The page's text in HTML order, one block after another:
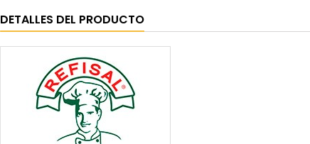
DETALLES DEL PRODUCTO